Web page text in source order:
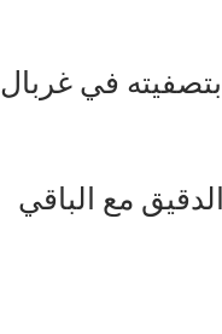
في غربال
مع الباقي